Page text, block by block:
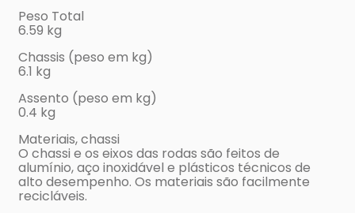
Peso Total
6.59 kg
Chassis (peso em kg)
6.1 kg
Assento (peso em kg)
0.4 kg
Materiais, chassi
O chassi e os eixos das rodas são feitos de
alumínio, aço inoxidável e plásticos técnicos de
alto desempenho. Os materiais são facilmente
recicláveis.